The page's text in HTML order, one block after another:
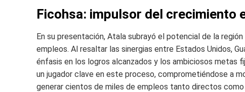
Ficohsa: impulsor del crecimiento
En su presentación, Atala subrayó el potencial de la
empleos. Al resaltar las sinergias entre Estados Unidos,
énfasis en los logros alcanzados y los ambiciosos metas
un jugador clave en este proceso, comprometiéndose a
generar cientos de miles de empleos tanto directos